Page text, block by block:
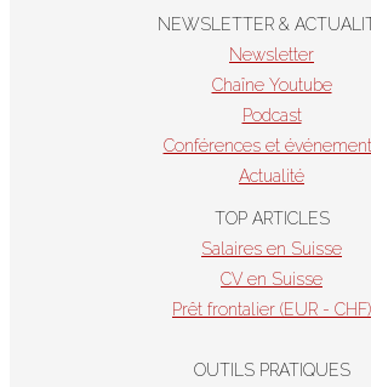
NEWSLETTER &
Newsletter
Chaîne Youtube
Podcast
Conférences et
Actualité
TOP ARTICLES
Salaires en Suisse
CV en Suisse
Prêt frontalier (EUR - CHF)
OUTILS PRATIQUES